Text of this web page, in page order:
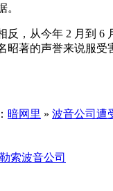
。
反，从今年 2 月到 6
昭著的声誉来说服受
暗网里 » 波音公司遭
索波音公司